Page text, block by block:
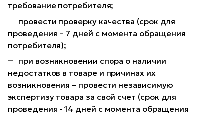
требование потребителя;
провести проверку качества (срок для
проведения – 7 дней с момента обращения
потребителя);
при возникновении спора о наличии
недостатков в товаре и причинах их
возникновения – провести независимую
экспертизу товара за свой счет (срок для
проведения - 14 дней с момента обращения